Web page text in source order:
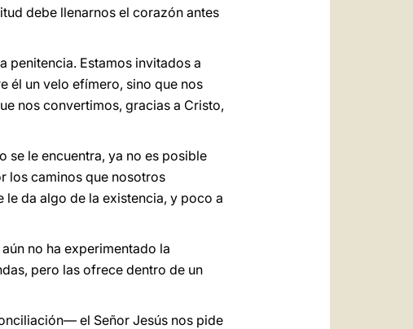
debe llenarnos el corazón antes
penitencia. Estamos invitados a
él un velo efímero, sino que nos
nos convertimos, gracias a Cristo,
se le encuentra, ya no es posible
los caminos que nosotros
le da algo de la existencia, y poco a
no ha experimentado la
pero las ofrece dentro de un
el Señor Jesús nos pide